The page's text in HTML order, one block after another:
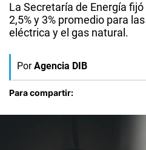
La Secretaría de Energía
2,5% y 3% promedio para
eléctrica y el gas natural.
Por Agencia DIB
Para compartir: